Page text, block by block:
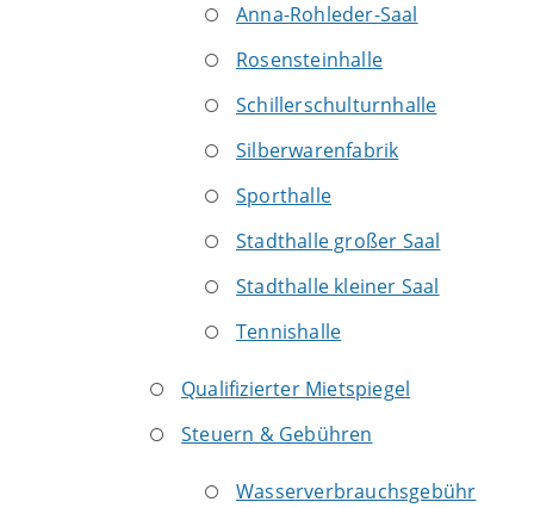
Anna-Rohleder-Saal
Rosensteinhalle
Schillerschulturnhalle
Silberwarenfabrik
Sporthalle
Stadthalle großer Saal
Stadthalle kleiner Saal
Tennishalle
Qualifizierter Mietspiegel
Steuern & Gebühren
Wasserverbrauchsgebühr